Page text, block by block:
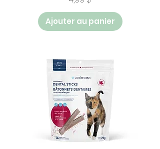
Ajouter au panier